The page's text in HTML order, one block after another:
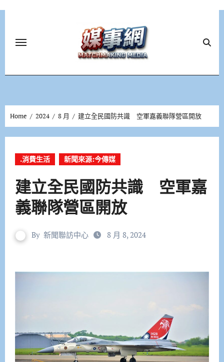
Home 2024 8 月 建立全民國防共識 空軍嘉義聯隊營區開放
.消費生活 新聞來源:今傳媒
建立全民國防共識 空軍嘉
義聯隊營區開放
By 新聞聯訪中心 8 月 8, 2024